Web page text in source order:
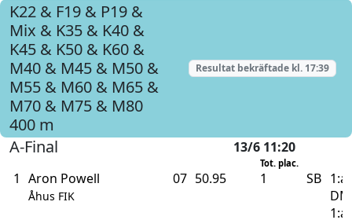
K22 & F19 & P19 &
Mix & K35 & K40 &
K45 & K50 & K60 &
M40 & M45 & M50 &
M55 & M60 & M65 &
M70 & M75 & M80
400 m
Resultat bekräftade kl. 17:39
A-Final 13/6 11:20
Tot. plac.
1 Aron Powell
Åhus FIK
07 50.95 1 SB 1:a
1:a